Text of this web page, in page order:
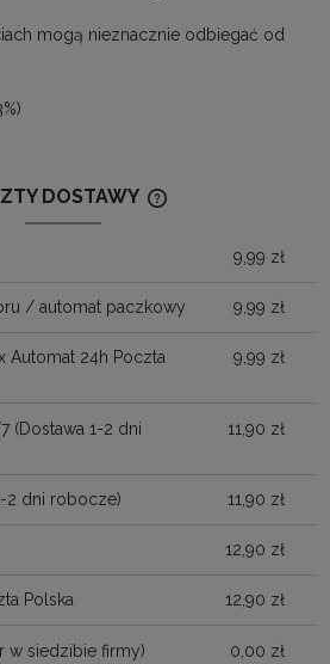
mogą nieznacznie odbiegać od
DOSTAWY
9,99 zł
/ automat paczkowy 9,99 zł
Automat 24h Poczta
9,99 zł
(Dostawa 1-2 dni
11,90 zł
2 dni robocze) 11,90 zł
12,90 zł
Polska 12,90 zł
w siedzibie firmy) 0,00 zł